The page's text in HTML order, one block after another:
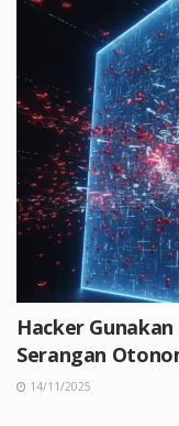
Hacker
Serangan
14/11/2025